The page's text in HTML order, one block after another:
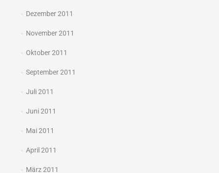
Dezember 2011
November 2011
Oktober 2011
September 2011
Juli 2011
Juni 2011
Mai 2011
April 2011
März 2011